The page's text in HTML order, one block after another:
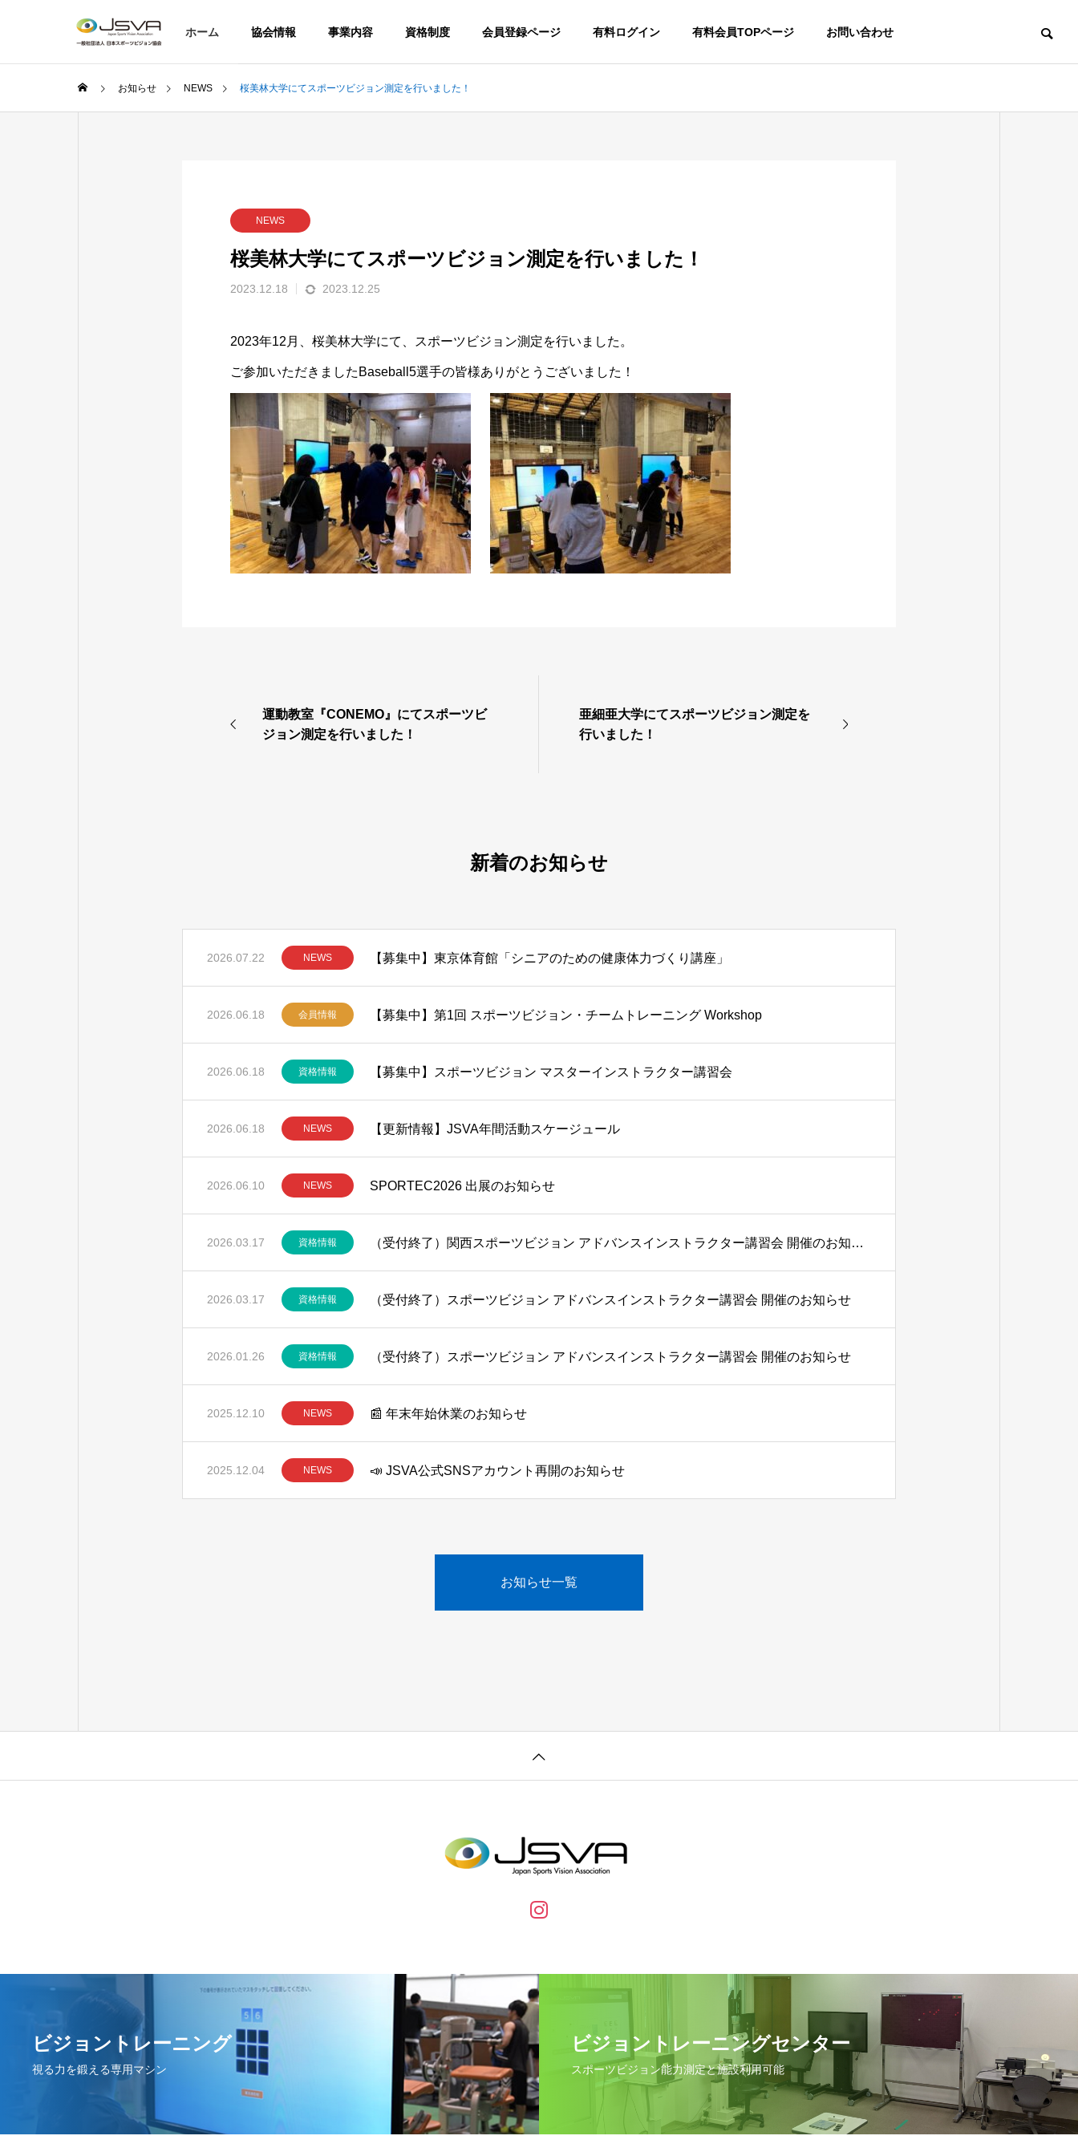
ホーム 協会情報 事業内容 資格制度 会員登録ページ 有料ログイン 有料会員TOPページ お問い合わせ
お知らせ NEWS 桜美林大学にてスポーツビジョン測定を行いました！
NEWS
桜美林大学にてスポーツビジョン測定を行いました！
2023.12.18 2023.12.25
2023年12月、桜美林大学にて、スポーツビジョン測定を行いました。
ご参加いただきましたBaseball5選手の皆様ありがとうございました！
運動教室『CONEMO』にてスポーツビ
ジョン測定を行いました！
亜細亜大学にてスポーツビジョン測定を
行いました！
新着のお知らせ
2026.07.22 NEWS 【募集中】東京体育館「シニアのための健康体力づくり講座」
2026.06.18 会員情報 【募集中】第1回 スポーツビジョン・チームトレーニング Workshop
2026.06.18 資格情報 【募集中】スポーツビジョン マスターインストラクター講習会
2026.06.18 NEWS 【更新情報】JSVA年間活動スケージュール
2026.06.10 NEWS SPORTEC2026 出展のお知らせ
2026.03.17 資格情報 （受付終了）関西スポーツビジョン アドバンスインストラクター講習会 開催のお知らせ
2026.03.17 資格情報 （受付終了）スポーツビジョン アドバンスインストラクター講習会 開催のお知らせ
2026.01.26 資格情報 （受付終了）スポーツビジョン アドバンスインストラクター講習会 開催のお知らせ
2025.12.10 NEWS 📰 年末年始休業のお知らせ
2025.12.04 NEWS 📣 JSVA公式SNSアカウント再開のお知らせ
お知らせ一覧
ビジョントレーニング
視る力を鍛える専用マシン
ビジョントレーニングセンター
スポーツビジョン能力測定と施設利用可能